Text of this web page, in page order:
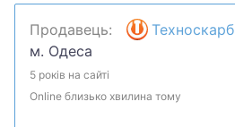
Продавець:
Техноскарб
м. Одеса
5 років на сайті
Online близько хвилина тому